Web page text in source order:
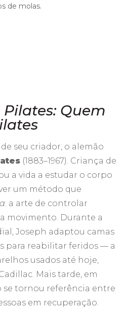
de molas.
Quem
seu criador, o alemão
(1883–1967). Criança de
a vida a estudar o corpo
um método que
: a arte de controlar
movimento. Durante a
Joseph adaptou camas
para reabilitar feridos — a
usados até hoje,
Mais tarde, em
se tornou referência entre
em recuperação.